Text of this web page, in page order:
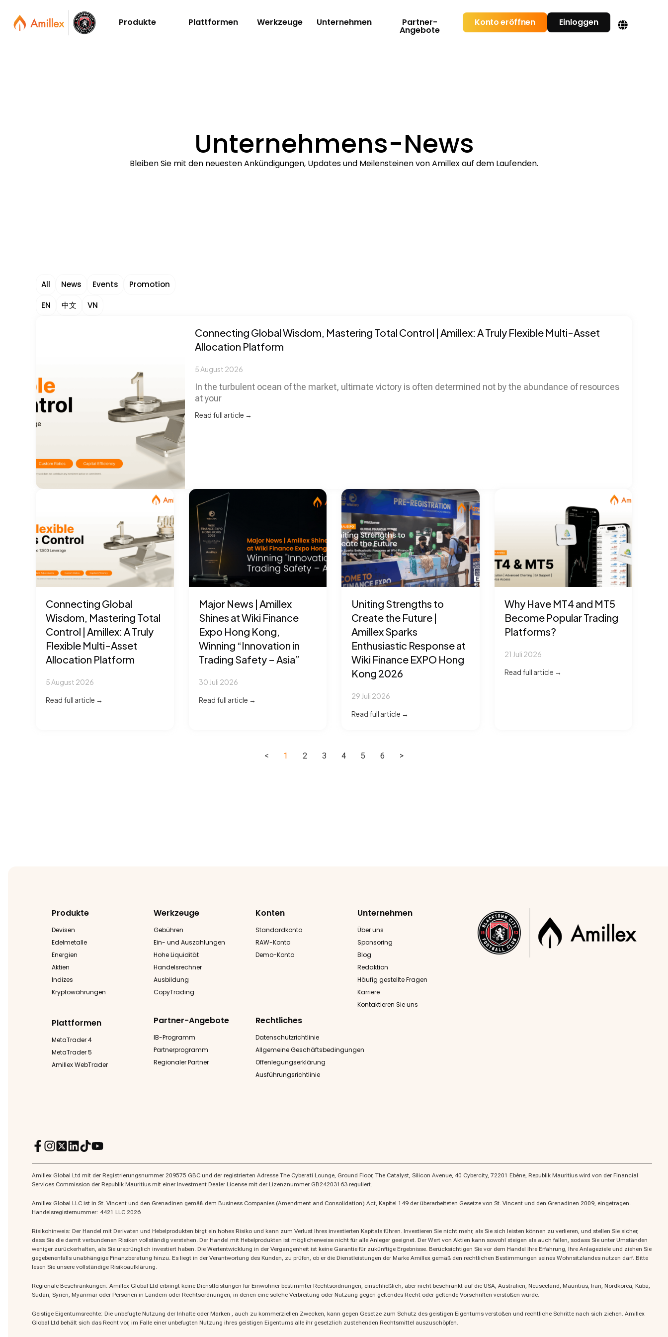
Produkte Plattformen Werkzeuge Unternehmen Partner-
Angebote
Konto eröffnen Einloggen
Unternehmens-News
Bleiben Sie mit den neuesten Ankündigungen, Updates und Meilensteinen von Amillex auf dem Laufenden.
All News Events
Promotion
EN
中文 VN
Connecting Global Wisdom, Mastering Total Control | Amillex: A Truly Flexible Multi-Asset
Allocation Platform
5 August 2026
In the turbulent ocean of the market, ultimate victory is often determined not by the abundance of resources
at your
Read full article →
Connecting Global
Wisdom, Mastering Total
Control | Amillex: A Truly
Flexible Multi-Asset
Allocation Platform
5 August 2026
Read full article →
Major News | Amillex
Shines at Wiki Finance
Expo Hong Kong,
Winning “Innovation in
Trading Safety – Asia”
30 Juli 2026
Read full article →
Uniting Strengths to
Create the Future |
Amillex Sparks
Enthusiastic Response at
Wiki Finance EXPO Hong
Kong 2026
29 Juli 2026
Read full article →
Why Have MT4 and MT5
Become Popular Trading
Platforms?
21 Juli 2026
Read full article →
< 1 2 3 4 5 6 >
Produkte
Devisen
Edelmetalle
Energien
Aktien
Indizes
Kryptowährungen
Werkzeuge
Gebühren
Ein- und Auszahlungen
Hohe Liquidität
Handelsrechner
Ausbildung
CopyTrading
Konten
Standardkonto
RAW-Konto
Demo-Konto
Unternehmen
Über uns
Sponsoring
Blog
Redaktion
Häufig gestellte Fragen
Karriere
Kontaktieren Sie uns
Plattformen
MetaTrader 4
MetaTrader 5
Amillex WebTrader
Partner-Angebote
IB-Programm
Partnerprogramm
Regionaler Partner
Rechtliches
Datenschutzrichtlinie
Allgemeine Geschäftsbedingungen
Offenlegungserklärung
Ausführungsrichtlinie
Amillex Global Ltd mit der Registrierungsnummer 209575 GBC und der registrierten Adresse The Cyberati Lounge, Ground Floor, The Catalyst, Silicon Avenue, 40 Cybercity, 72201 Ebène, Republik Mauritius wird von der Financial
Services Commission der Republik Mauritius mit einer Investment Dealer License mit der Lizenznummer GB24203163 reguliert.
Amillex Global LLC ist in St. Vincent und den Grenadinen gemäß dem Business Companies (Amendment and Consolidation) Act, Kapitel 149 der überarbeiteten Gesetze von St. Vincent und den Grenadinen 2009, eingetragen.
Handelsregisternummer: 4421 LLC 2026
Risikohinweis: Der Handel mit Derivaten und Hebelprodukten birgt ein hohes Risiko und kann zum Verlust Ihres investierten Kapitals führen. Investieren Sie nicht mehr, als Sie sich leisten können zu verlieren, und stellen Sie sicher,
dass Sie die damit verbundenen Risiken vollständig verstehen. Der Handel mit Hebelprodukten ist möglicherweise nicht für alle Anleger geeignet. Der Wert von Aktien kann sowohl steigen als auch fallen, sodass Sie unter Umständen
weniger zurückerhalten, als Sie ursprünglich investiert haben. Die Wertentwicklung in der Vergangenheit ist keine Garantie für zukünftige Ergebnisse. Berücksichtigen Sie vor dem Handel Ihre Erfahrung, Ihre Anlageziele und ziehen Sie
gegebenenfalls unabhängige Finanzberatung hinzu. Es liegt in der Verantwortung des Kunden, zu prüfen, ob er die Dienstleistungen der Marke Amillex gemäß den rechtlichen Bestimmungen seines Wohnsitzlandes nutzen darf. Bitte
lesen Sie unsere vollständige Risikoaufklärung.
Regionale Beschränkungen: Amillex Global Ltd erbringt keine Dienstleistungen für Einwohner bestimmter Rechtsordnungen, einschließlich, aber nicht beschränkt auf die USA, Australien, Neuseeland, Mauritius, Iran, Nordkorea, Kuba,
Sudan, Syrien, Myanmar oder Personen in Ländern oder Rechtsordnungen, in denen eine solche Verbreitung oder Nutzung gegen geltendes Recht oder geltende Vorschriften verstoßen würde.
Geistige Eigentumsrechte: Die unbefugte Nutzung der Inhalte oder Marken , auch zu kommerziellen Zwecken, kann gegen Gesetze zum Schutz des geistigen Eigentums verstoßen und rechtliche Schritte nach sich ziehen. Amillex
Global Ltd behält sich das Recht vor, im Falle einer unbefugten Nutzung ihres geistigen Eigentums alle ihr gesetzlich zustehenden Rechtsmittel auszuschöpfen.